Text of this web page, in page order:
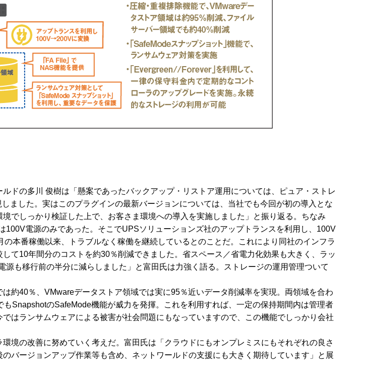
ドの多川 俊樹は「懸案であったバックアップ・リストア運用については、ピュア・ストレ
ました。実はこのプラグインの最新バージョンについては、当社でも今回が初の導入とな
でしっかり検証した上で、お客さま環境への導入を実施しました」と振り返る。ちなみ
電源のみであった。そこでUPSソリューションズ社のアップトランスを利用し、100V
本番稼働以来、トラブルなく稼働を継続しているとのことだ。これにより同社のインフラ
て10年間分のコストを約30％削減できました。省スペース／省電力化効果も大きく、ラッ
も移行前の半分に減らしました」と富田氏は力強く語る。ストレージの運用管理ついて
約40％、VMwareデータストア領域では実に95％近いデータ削減率を実現。両領域を合わ
SnapshotのSafeMode機能が威力を発揮。これを利用すれば、一定の保持期間内は管理者
はランサムウェアによる被害が社会問題にもなっていますので、この機能でしっかり会社
境の改善に努めていく考えだ。富田氏は「クラウドにもオンプレミスにもそれぞれの良さ
バージョンアップ作業等も含め、ネットワールドの支援にも大きく期待しています」と展